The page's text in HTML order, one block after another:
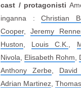
cast / protagonisti
inganna : Christian
Cooper,Jeremy
Huston
Louis C.K.
Nivola
Elisabeth Rohm
Anthony Zerbe
David
Adrian Martinez